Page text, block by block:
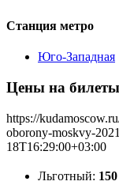
Станция метро
Юго-Западная
Цены на билеты
https://
oborony-moskvy-
18T16:29:00+03:00
Льготный: 150